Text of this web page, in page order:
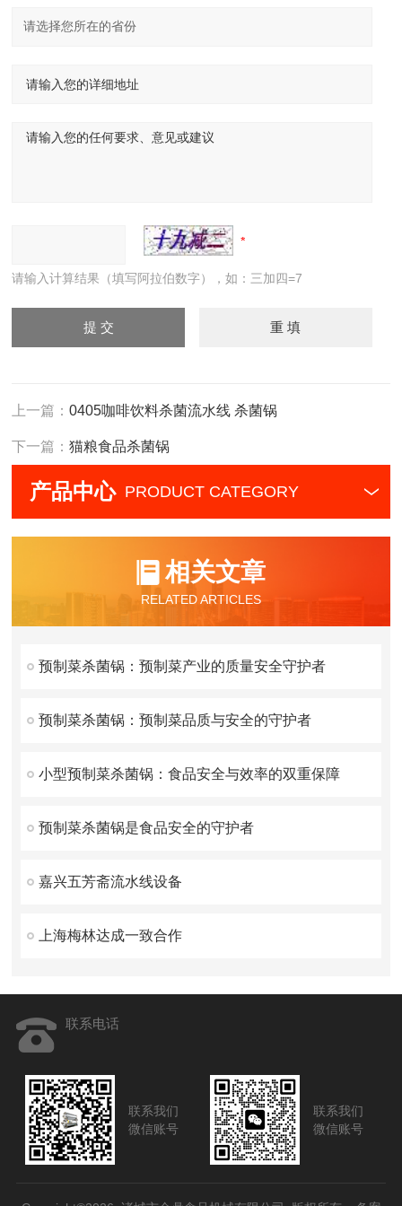
请输入计算结果（填写阿拉伯数字），如：三加四=7
上一篇：0405咖啡饮料杀菌流水线 杀菌锅
下一篇：猫粮食品杀菌锅
产品中心 PRODUCT CATEGORY
相关文章
RELATED ARTICLES
预制菜杀菌锅：预制菜产业的质量安全守护者
预制菜杀菌锅：预制菜品质与安全的守护者
小型预制菜杀菌锅：食品安全与效率的双重保障
预制菜杀菌锅是食品安全的守护者
嘉兴五芳斋流水线设备
上海梅林达成一致合作
联系电话
联系我们
微信账号
联系我们
微信账号